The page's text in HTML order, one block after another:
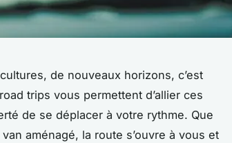
de nouveaux horizons, c’est
trips vous permettent d’allier ces
de se déplacer à votre rythme. Que
aménagé, la route s’ouvre à vous et